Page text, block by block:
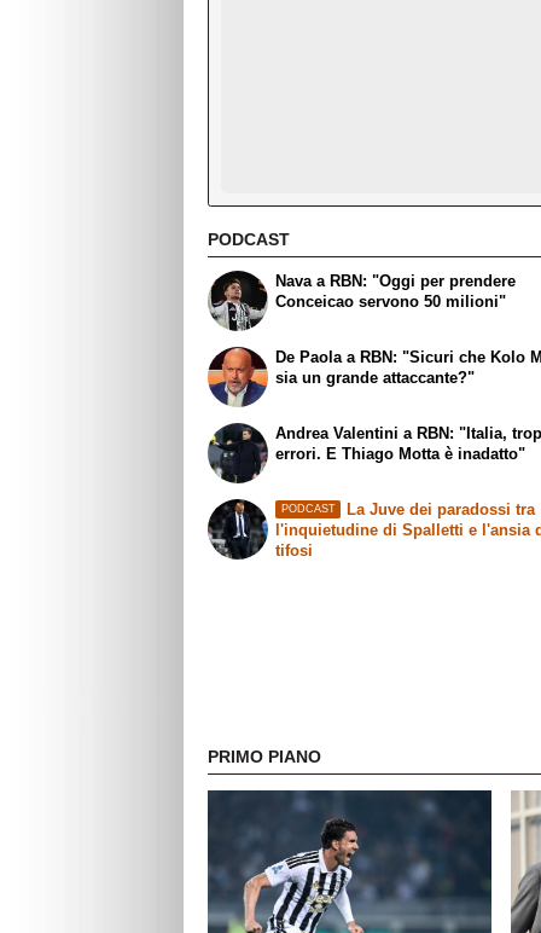
PODCAST
Nava a RBN: "Oggi per prendere
Conceicao servono 50 milioni"
De Paola a RBN: "Sicuri che Kolo
sia un grande attaccante?"
Andrea Valentini a RBN: "Italia,
errori. E Thiago Motta è inadatto"
PODCAST
La Juve dei paradossi tra
l'inquietudine di Spalletti e l'ansia
tifosi
PRIMO PIANO